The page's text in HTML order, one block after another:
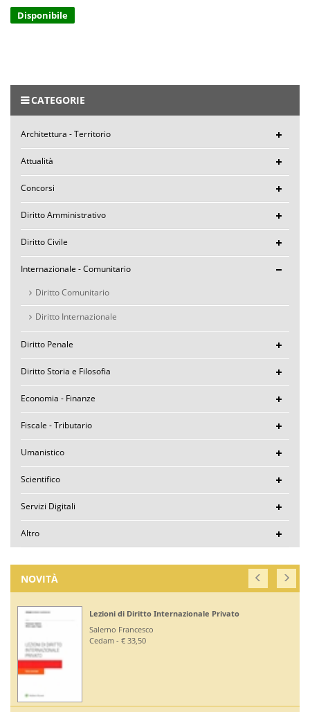
Disponibile
CATEGORIE
Architettura - Territorio
Attualità
Concorsi
Diritto Amministrativo
Diritto Civile
Internazionale - Comunitario
Diritto Comunitario
Diritto Internazionale
Diritto Penale
Diritto Storia e Filosofia
Economia - Finanze
Fiscale - Tributario
Umanistico
Scientifico
Servizi Digitali
Altro
NOVITÀ
Lezioni di Diritto Internazionale Privato
Salerno Francesco
Cedam - € 33,50